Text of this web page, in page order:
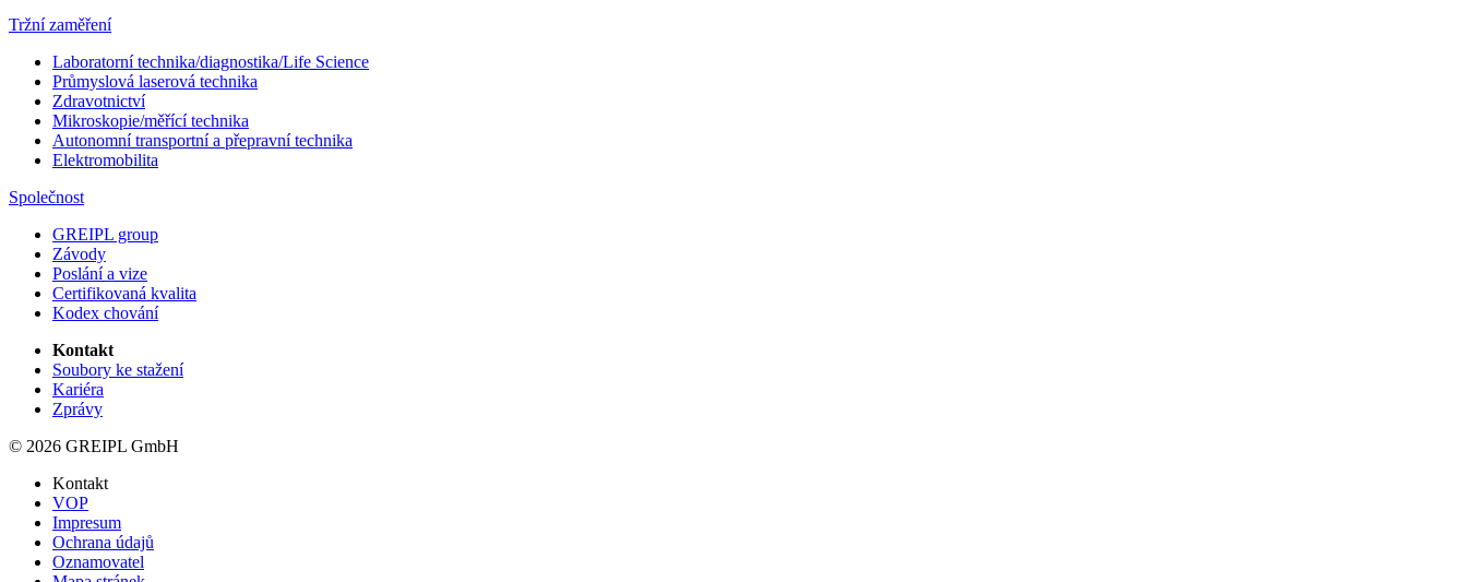
Tržní zaměření
Laboratorní technika/diagnostika/Life Science
Průmyslová laserová technika
Zdravotnictví
Mikroskopie/měřící technika
Autonomní transportní a přepravní technika
Elektromobilita
Společnost
GREIPL group
Závody
Poslání a vize
Certifikovaná kvalita
Kodex chování
Kontakt
Soubory ke stažení
Kariéra
Zprávy
© 2026 GREIPL GmbH
Kontakt
VOP
Impresum
Ochrana údajů
Oznamovatel